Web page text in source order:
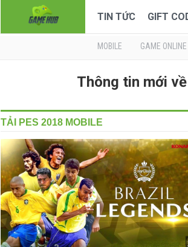
TIN TỨC GIFT
MOBILE GAME ONLINE
Thông tin mới
TẢI PES 2018 MOBILE